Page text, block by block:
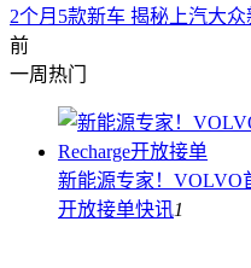
2个月5款新车 揭秘上汽大
前
一周热门
新能源专家！VOLVO
开放接单快讯1